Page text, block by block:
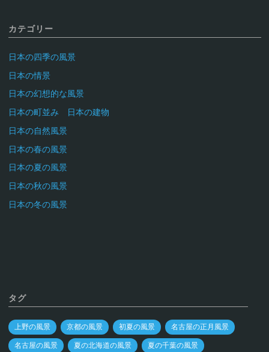
カテゴリー
日本の四季の風景
日本の情景
日本の幻想的な風景
日本の町並み 日本の建物
日本の自然風景
日本の春の風景
日本の夏の風景
日本の秋の風景
日本の冬の風景
タグ
上野の風景 京都の風景 初夏の風景 名古屋の正月風景
名古屋の風景 夏の北海道の風景 夏の千葉の風景